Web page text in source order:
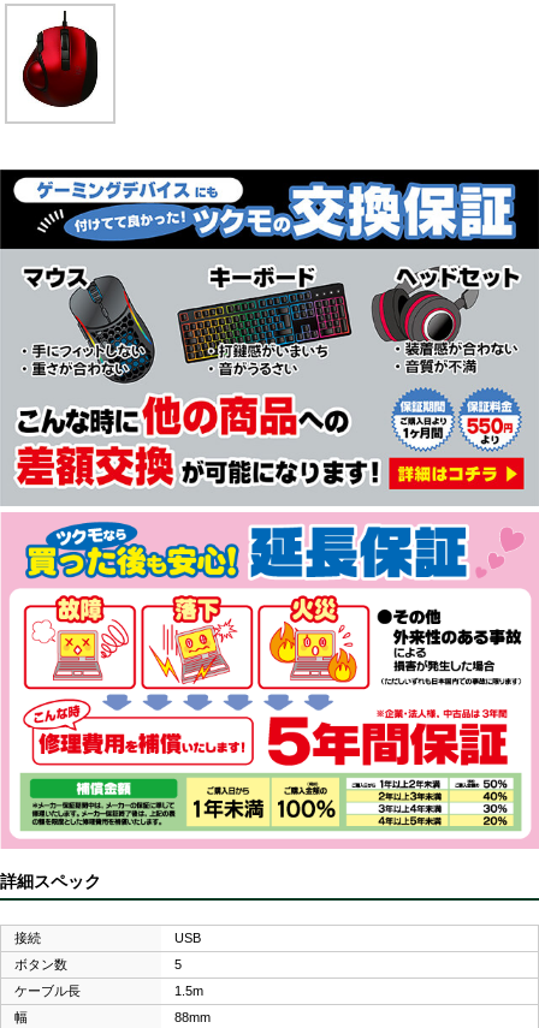
詳細スペック
接続
USB
ボタン数
5
ケーブル長
1.5m
幅
88mm